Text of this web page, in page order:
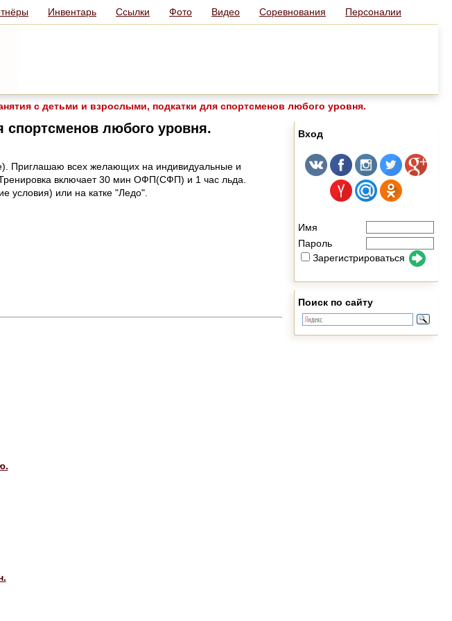
Инвентарь Ссылки Фото Видео Соревнования Персоналии
с детьми и взрослыми, подкатки для спортсменов любого уровня.
любого уровня.
Приглашаю всех желающих на индивидуальные и
включает 30 мин ОФП(СФП) и 1 час льда.
условия) или на катке "Ледо".
Вход
Имя
Пароль
Зарегистрироваться
Поиск по сайту